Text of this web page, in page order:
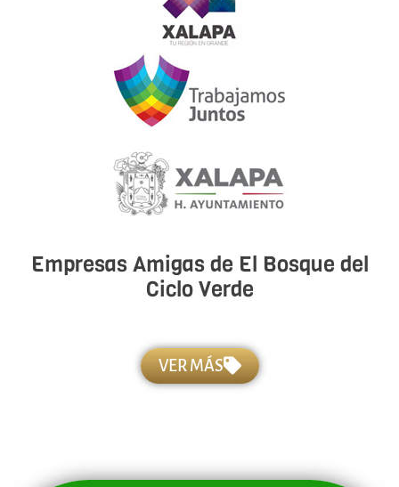
Empresas Amigas de El Bosque del
Ciclo Verde
VER MÁS